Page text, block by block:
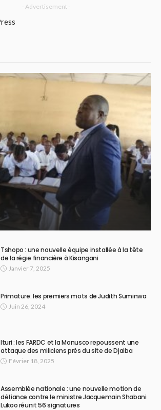
- Advertisement -
Tshopo : une nouvelle équipe installée à la tête
de la régie financière à Kisangani
Janvier 7, 2025
Primature: les premiers mots de Judith Suminwa
Juin 26, 2024
Ituri : les FARDC et la Monusco repoussent une
attaque des miliciens près du site de Djaiba
Février 18, 2025
Assemblée nationale : une nouvelle motion de
défiance contre le ministre Jacquemain Shabani
Lukoo réunit 56 signatures